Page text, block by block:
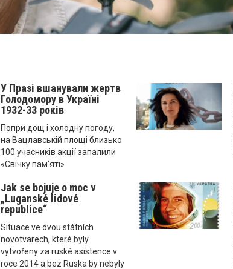
У Празі вшанували жертв
Голодомору в Україні
1932-33 років
Попри дощ і холодну погоду,
на Вацлавській площі близько
100 учасників акції запалили
«Свічку пам’яті»
Jak se bojuje o moc v
„Luganské lidové
republice“
Situace ve dvou státních
novotvarech, které byly
vytvořeny za ruské asistence v
roce 2014 a bez Ruska by nebyly